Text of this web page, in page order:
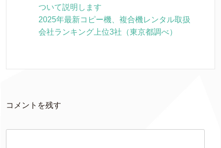
ついて説明します
2025年最新コピー機、複合機レンタル取扱
会社ランキング上位3社（東京都調べ）
コメントを残す